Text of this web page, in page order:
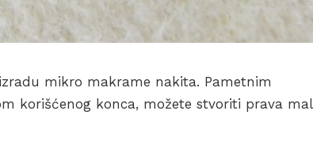
mikro makrame nakita. Pametnim
korišćenog konca, možete stvoriti prava